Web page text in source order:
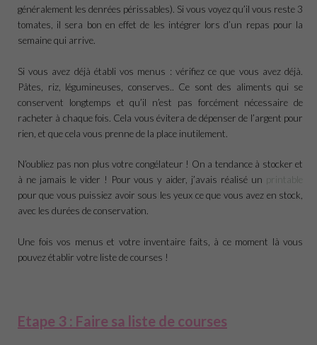
généralement les denrées périssables). Si vous voyez qu’il vous reste 3
tomates, il sera bon en effet de les intégrer lors d’un repas pour la
semaine qui arrive.
Si vous avez déjà établi vos menus : vérifiez ce que vous avez déjà.
Pâtes, riz, légumineuses, conserves.. Ce sont des aliments qui se
conservent longtemps et qu’il n’est pas forcément nécessaire de
racheter à chaque fois. Cela vous évitera de dépenser de l’argent pour
rien, et que cela vous prenne de la place inutilement.
N’oubliez pas non plus votre congélateur ! On a tendance à stocker et
à ne jamais le vider ! Pour vous y aider, j’avais réalisé un printable
pour que vous puissiez avoir sous les yeux ce que vous avez en stock,
avec les durées de conservation.
Une fois vos menus et votre inventaire faits, à ce moment là vous
pouvez établir votre liste de courses !
Etape 3 : Faire sa liste de courses